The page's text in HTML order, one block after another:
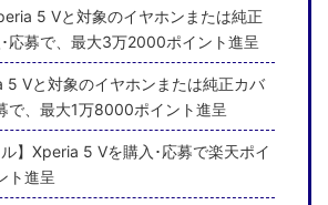
5 Vと対象のイヤホンまたは純正
応募で、最大3万2000ポイント進呈
5 Vと対象のイヤホンまたは純正カバ
で、最大1万8000ポイント進呈
ル】Xperia 5 Vを購入･応募で楽天ポイ
ト進呈